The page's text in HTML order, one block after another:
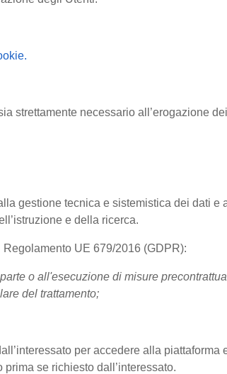
strettamente necessario all’erogazione
gestione tecnica e sistemistica dei dati e
e della ricerca.
Regolamento UE 679/2016 (GDPR):
o all'esecuzione di misure
del trattamento;
per accedere alla
se richiesto dall’interessato.